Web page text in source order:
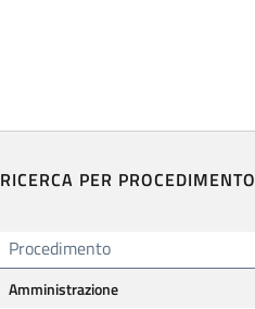
RICERCA PER PROCEDIMENTO
Procedimento
Amministrazione